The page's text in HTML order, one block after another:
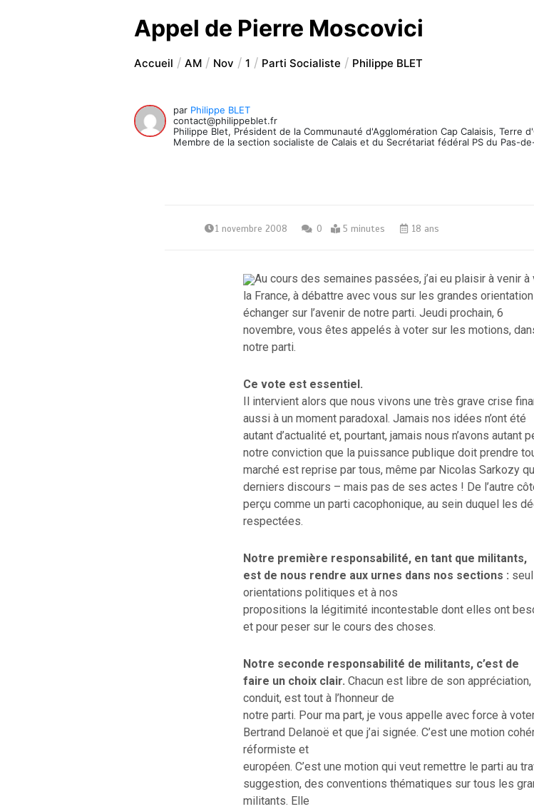
Appel de Pierre Moscovici
Accueil AM Nov 1 Parti Socialiste Philippe BLET
par Philippe BLET
contact@philippeblet.fr
Philippe Blet, Président de la Communauté d'Agglomération Cap Calaisis, Terre
Membre de la section socialiste de Calais et du Secrétariat fédéral PS du Pas-
1 novembre 2008 0 5 minutes 18 ans
Au cours des semaines passées, j’ai eu plaisir à venir
la France, à débattre avec vous sur les grandes
échanger sur l’avenir de notre parti. Jeudi prochain, 6
novembre, vous êtes appelés à voter sur les motions,
notre parti.
Ce vote est essentiel.
Il intervient alors que nous vivons une très grave crise
aussi à un moment paradoxal. Jamais nos idées n’ont été
autant d’actualité et, pourtant, jamais nous n’avons autant
notre conviction que la puissance publique doit prendre
marché est reprise par tous, même par Nicolas Sarkozy
derniers discours – mais pas de ses actes ! De l’autre
perçu comme un parti cacophonique, au sein duquel les
respectées.
Notre première responsabilité, en tant que militants,
est de nous rendre aux urnes dans nos sections :
orientations politiques et à nos
propositions la légitimité incontestable dont elles ont
et pour peser sur le cours des choses.
Notre seconde responsabilité de militants, c’est de
faire un choix clair. Chacun est libre de son
conduit, est tout à l’honneur de
notre parti. Pour ma part, je vous appelle avec force à
Bertrand Delanoë et que j’ai signée. C’est une motion
réformiste et
européen. C’est une motion qui veut remettre le parti au
suggestion, des conventions thématiques sur tous les
militants. Elle